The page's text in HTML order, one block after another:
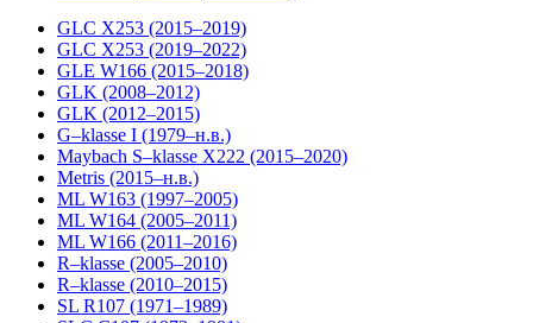
GLC X253 (2015–2019)
GLC X253 (2019–2022)
GLE W166 (2015–2018)
GLK (2008–2012)
GLK (2012–2015)
G–klasse I (1979–н.в.)
Maybach S–klasse X222 (2015–2020)
Metris (2015–н.в.)
ML W163 (1997–2005)
ML W164 (2005–2011)
ML W166 (2011–2016)
R–klasse (2005–2010)
R–klasse (2010–2015)
SL R107 (1971–1989)